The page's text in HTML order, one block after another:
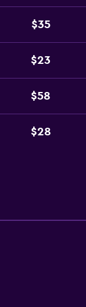
$35
$23
$58
$28